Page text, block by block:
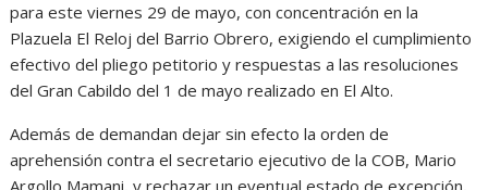
para este viernes 29 de mayo, con concentración en la
Plazuela El Reloj del Barrio Obrero, exigiendo el cumplimiento
efectivo del pliego petitorio y respuestas a las resoluciones
del Gran Cabildo del 1 de mayo realizado en El Alto.
Además de demandan dejar sin efecto la orden de
aprehensión contra el secretario ejecutivo de la COB, Mario
Argollo Mamani, y rechazar un eventual estado de excepción,